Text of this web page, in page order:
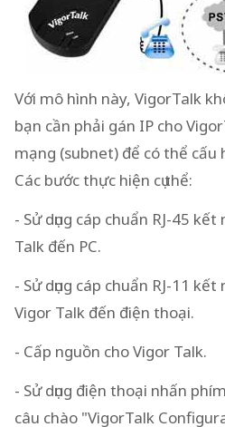
Với mô hình này, VigorTalk
bạn cần phải gán IP cho
mạng (subnet) để có thể cấu
Các bước thực hiện cụ thể:
- Sử dụng cáp chuẩn RJ-45
Talk đến PC.
- Sử dụng cáp chuẩn RJ-11
Vigor Talk đến điện thoại.
- Cấp nguồn cho Vigor Talk.
- Sử dụng điện thoại nhấn
câu chào "VigorTalk